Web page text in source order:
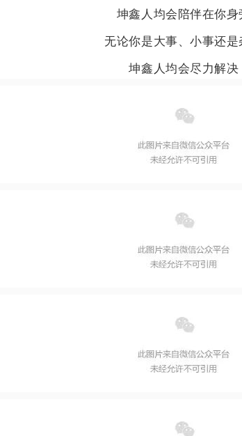
坤鑫人均会陪伴在你身
无论你是大事、小事还是
坤鑫人均会尽力解决